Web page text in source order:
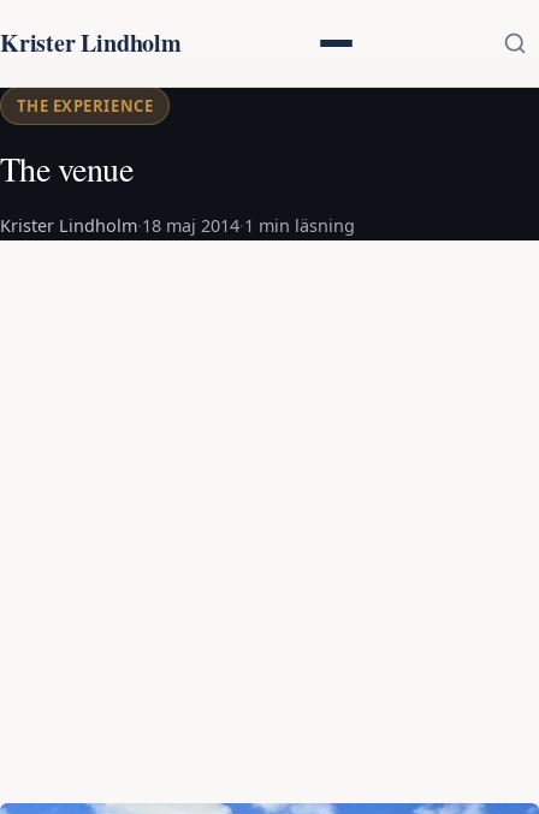
Krister Lindholm
THE EXPERIENCE
The venue
Krister Lindholm·18 maj 2014·1 min läsning